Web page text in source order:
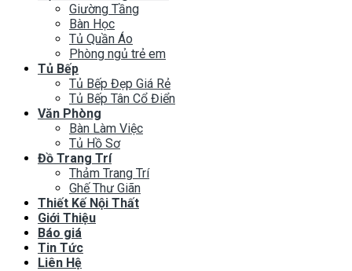
Giường Tầng
Bàn Học
Tủ Quần Áo
Phòng ngủ trẻ em
Tủ Bếp
Tủ Bếp Đẹp Giá Rẻ
Tủ Bếp Tân Cổ Điển
Văn Phòng
Bàn Làm Việc
Tủ Hồ Sơ
Đồ Trang Trí
Thảm Trang Trí
Ghế Thư Giãn
Thiết Kế Nội Thất
Giới Thiệu
Báo giá
Tin Tức
Liên Hệ